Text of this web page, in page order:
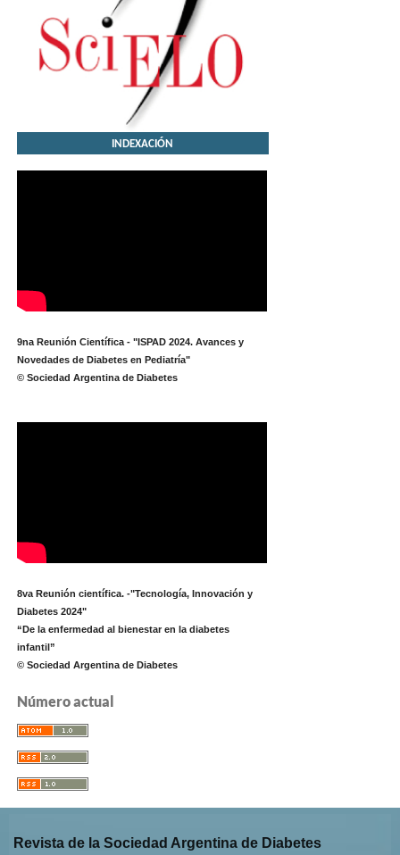
INDEXACIÓN
9na Reunión Científica - "ISPAD 2024. Avances y
Novedades de Diabetes en Pediatría"
© Sociedad Argentina de Diabetes
8va Reunión científica. -"Tecnología, Innovación y
Diabetes 2024"
“De la enfermedad al bienestar en la diabetes
infantil”
© Sociedad Argentina de Diabetes
Número actual
Revista de la Sociedad Argentina de Diabetes